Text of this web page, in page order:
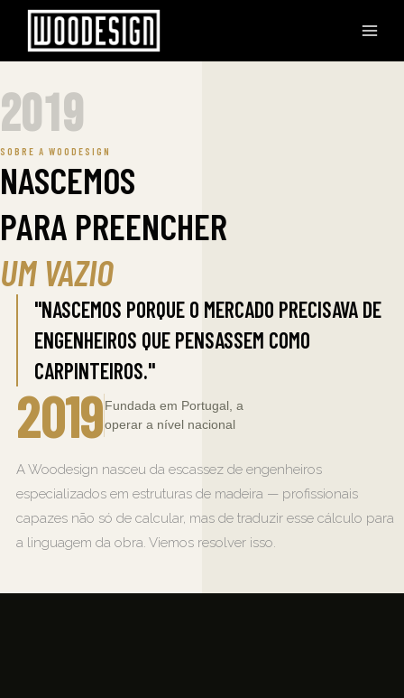
2019
SOBRE A WOODESIGN
NASCEMOS
PARA PREENCHER
UM VAZIO
"NASCEMOS PORQUE O MERCADO PRECISAVA DE
ENGENHEIROS QUE PENSASSEM COMO
CARPINTEIROS."
2019Fundada em Portugal, a
operar a nível nacional
A Woodesign nasceu da escassez de engenheiros
especializados em estruturas de madeira — profissionais
capazes não só de calcular, mas de traduzir esse cálculo para
a linguagem da obra. Viemos resolver isso.